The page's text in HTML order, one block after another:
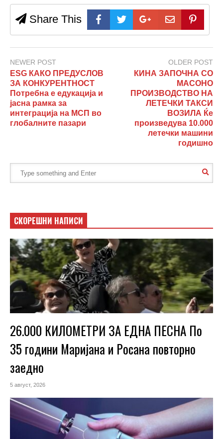
Share This
NEWER POST
ESG КАКО ПРЕДУСЛОВ
ЗА КОНКУРЕНТНОСТ
Потребна е едукација и
јасна рамка за
интеграција на МСП во
глобалните пазари
OLDER POST
КИНА ЗАПОЧНА СО
МАСОНО
ПРОИЗВОДСТВО НА
ЛЕТЕЧКИ ТАКСИ
ВОЗИЛА Ќе
произведува 10.000
летечки машини
годишно
СКОРЕШНИ НАПИСИ
26.000 КИЛОМЕТРИ ЗА ЕДНА ПЕСНА По
35 години Маријана и Росана повторно
заедно
5 август, 2026